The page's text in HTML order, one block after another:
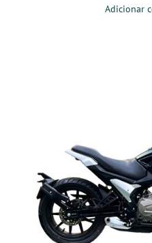
Adicionar